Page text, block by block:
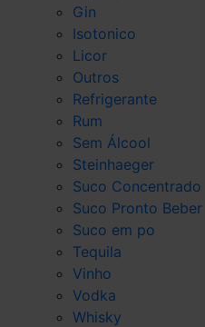
Gin
Isotonico
Licor
Outros
Refrigerante
Rum
Sem Álcool
Steinhaeger
Suco Concentrado
Suco Pronto Beber
Suco em po
Tequila
Vinho
Vodka
Whisky